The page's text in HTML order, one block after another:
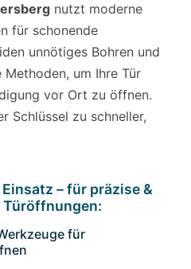
nutzt moderne
für schonende
unnötiges Bohren und
um Ihre Tür
vor Ort zu öffnen.
Schlüssel zu schneller,
– für präzise &
für